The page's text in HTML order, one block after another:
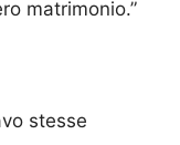
matrimonio.”
stesse